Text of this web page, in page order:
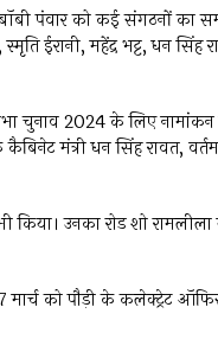
पंवार को कई संगठनों का
ईरानी, महेंद्र भट्ट, धन सिंह
चुनाव 2024 के लिए
कैबिनेट मंत्री धन सिंह रावत,
उनका रोड शो रामलीला
मार्च को पौड़ी के कलेक्ट्रेट